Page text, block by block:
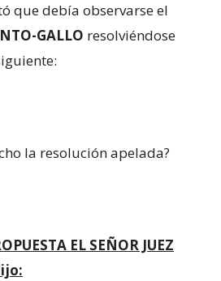
que debía observarse el
GALLO resolviéndose
la resolución apelada?
EL SEÑOR JUEZ